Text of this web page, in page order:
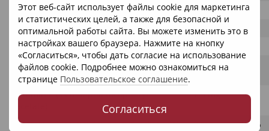
Этот веб-сайт использует файлы cookie для маркетинга
и статистических целей, а также для безопасной и
оптимальной работы сайта. Вы можете изменить это в
настройках вашего браузера. Нажмите на кнопку
«Согласиться», чтобы дать согласие на использование
файлов cookie. Подробнее можно ознакомиться на
странице Пользовательское соглашение.
Согласиться
Sugars Alcohol
4 g
†
Vitamin A (as retinyl acetate)
548 mcg
61%
Vitamin C (as ascorbic acid)
20 mg
Vitamin D3 (cholesterol)
10 mcg
Vitamin E (as dl-alpha tocopheryl
7.5 mg 50%
Vitamin B6 (as pyridoxine hydrochloride) 2 mg
118%